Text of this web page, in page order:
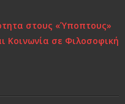
στους «Ύποπτους»
Κοινωνία σε Φιλοσοφική